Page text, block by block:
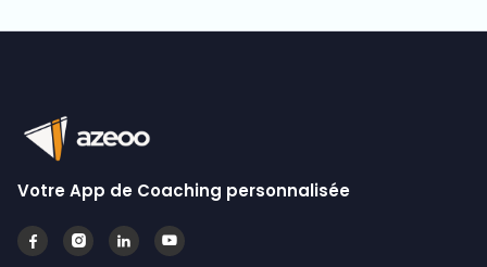
Votre App de Coaching personnalisée
   